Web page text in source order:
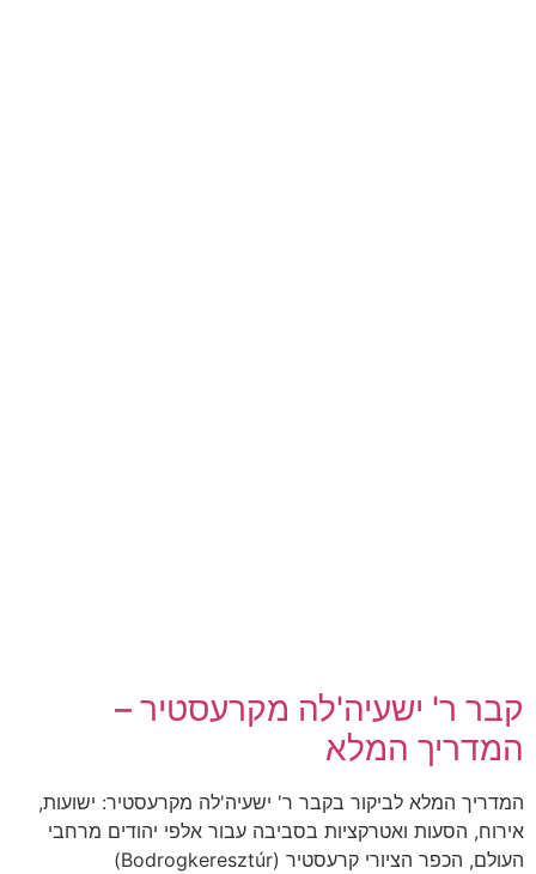
קבר ר' ישעיה'לה מקרעסטיר –
המדריך המלא
המדריך המלא לביקור בקבר ר' ישעיה'לה מקרעסטיר: ישועות,
אירוח, הסעות ואטרקציות בסביבה עבור אלפי יהודים מרחבי
העולם, הכפר הציורי קרעסטיר (Bodrogkeresztúr)